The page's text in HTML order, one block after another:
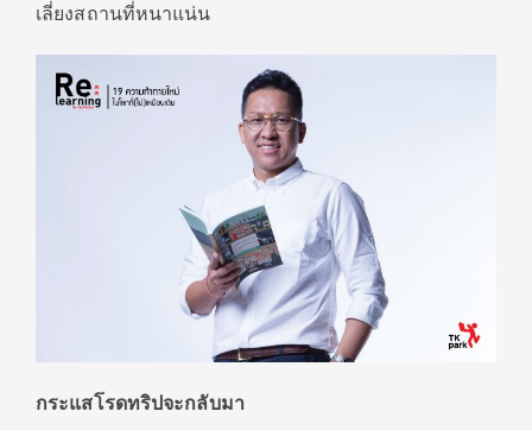
เลี่ยงสถานที่หนาแน่น
กระแสโรดทริปจะกลับมา